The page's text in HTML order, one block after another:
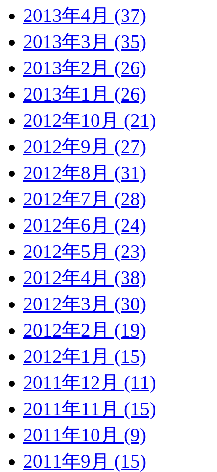
2013年4月 (37)
2013年3月 (35)
2013年2月 (26)
2013年1月 (26)
2012年10月 (21)
2012年9月 (27)
2012年8月 (31)
2012年7月 (28)
2012年6月 (24)
2012年5月 (23)
2012年4月 (38)
2012年3月 (30)
2012年2月 (19)
2012年1月 (15)
2011年12月 (11)
2011年11月 (15)
2011年10月 (9)
2011年9月 (15)